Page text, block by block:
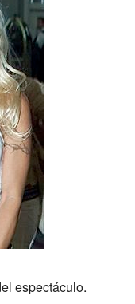
espectáculo.